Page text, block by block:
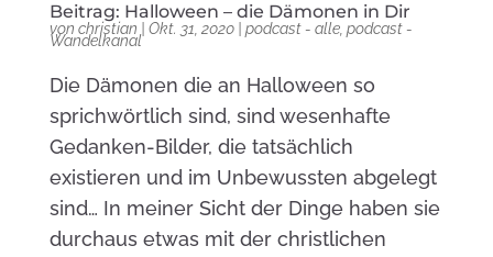
Beitrag: Halloween – die Dämonen in Dir
von christian Okt. 31, 2020| podcast - alle, podcast -
Wandelkanal
Die Dämonen die an Halloween so
sprichwörtlich sind, sind wesenhafte
Gedanken-Bilder, die tatsächlich
existieren und im Unbewussten abgelegt
sind… In meiner Sicht der Dinge haben sie
durchaus etwas mit der christlichen